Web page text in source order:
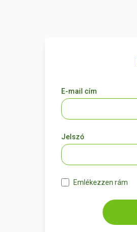
E-mail cím
Jelszó
Emlékezzen rám